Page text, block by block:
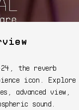
the reverb
icon. Explore
advanced view,
sound.